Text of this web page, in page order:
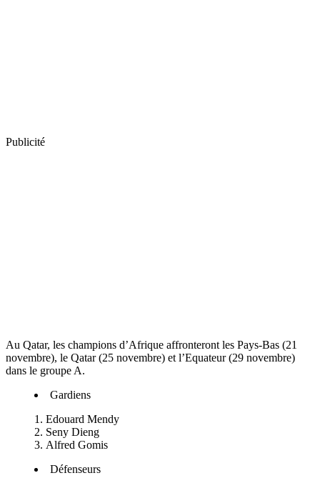
Publicité
Au Qatar, les champions d’Afrique affronteront les Pays-Bas (21
novembre), le Qatar (25 novembre) et l’Equateur (29 novembre)
dans le groupe A.
Gardiens
Edouard Mendy
Seny Dieng
Alfred Gomis
Défenseurs